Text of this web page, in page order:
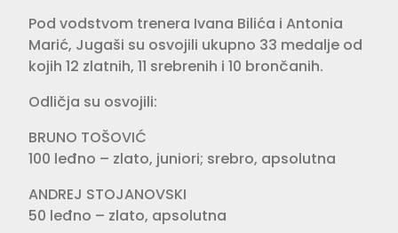
Pod vodstvom trenera Ivana Bilića i Antonia
Marić, Jugaši su osvojili ukupno 33 medalje od
kojih 12 zlatnih, 11 srebrenih i 10 brončanih.
Odličja su osvojili:
BRUNO TOŠOVIĆ
100 leđno – zlato, juniori; srebro, apsolutna
ANDREJ STOJANOVSKI
50 leđno – zlato, apsolutna